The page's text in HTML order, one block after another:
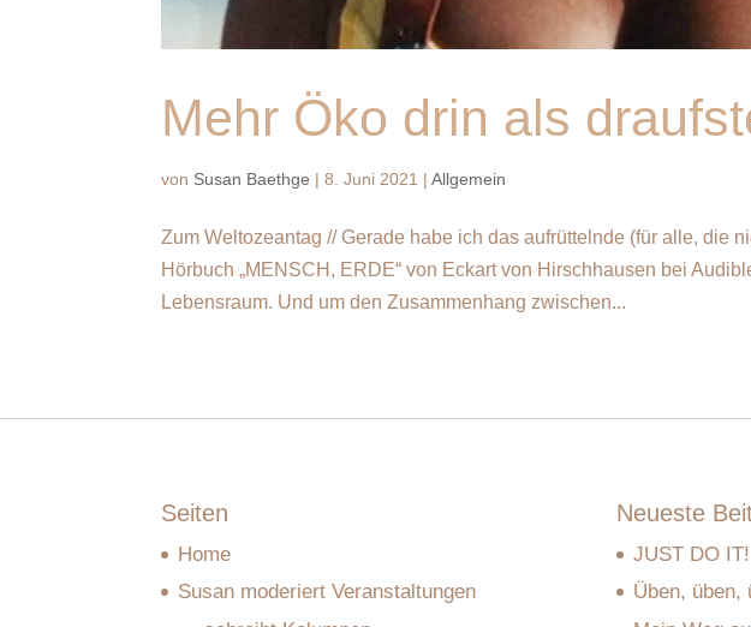
Mehr Öko drin als
von Susan Baethge |8. Juni 2021 |Allgemein
Zum Weltozeantag // Gerade habe ich das aufrüttelnde (für alle, die
Hörbuch „MENSCH, ERDE“ von Eckart von Hirschhausen bei
Lebensraum. Und um den Zusammenhang zwischen...
Seiten
Home
Susan moderiert Veranstaltungen
Neueste
JUST DO IT!
Üben, üben,